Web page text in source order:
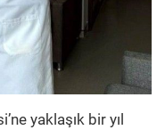
yaklaşık bir yıl